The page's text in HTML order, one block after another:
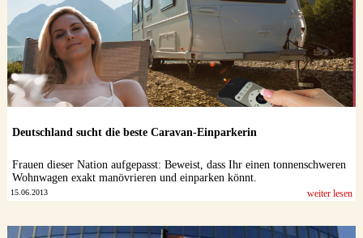
Deutschland sucht die beste Caravan-Einparkerin
Frauen dieser Nation aufgepasst: Beweist, dass Ihr einen tonnenschweren
Wohnwagen exakt manövrieren und einparken könnt.
15.06.2013 weiter lesen